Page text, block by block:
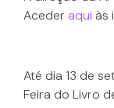
Aceder aqui às
Até dia 13 de
Feira do Livro